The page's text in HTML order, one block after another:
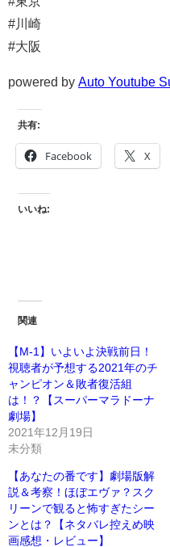
#川崎
#大阪
powered by Auto Youtube
共有:
Facebook X
いいね:
関連
【M-1】いよいよ決戦前日！
視聴者が予想する2021年のチ
ャンピオン＆敗者復活組
は！？【スーパーマラドーナ
劇場】
2021年12月19日
未分類
【あなたの番です】劇場版解
説＆考察！ほぼエヴァ？スク
リーンで観ると怖すぎたシー
ンとは？【ネタバレ控えめ映
画感想・レビュー】